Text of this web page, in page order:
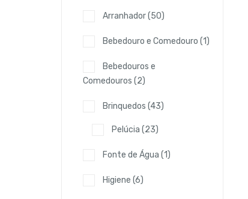
Arranhador(50)
Bebedouro e Comedouro (1)
Bebedouros e
Comedouros (2)
Brinquedos (43)
Pelúcia (23)
Fonte de Água (1)
Higiene (6)